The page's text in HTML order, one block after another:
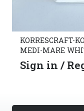
MEDI-MARE
Sign in /